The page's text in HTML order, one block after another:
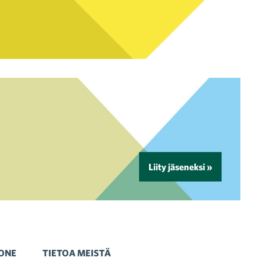
Liity jäseneksi »
TIETOA MEISTÄ